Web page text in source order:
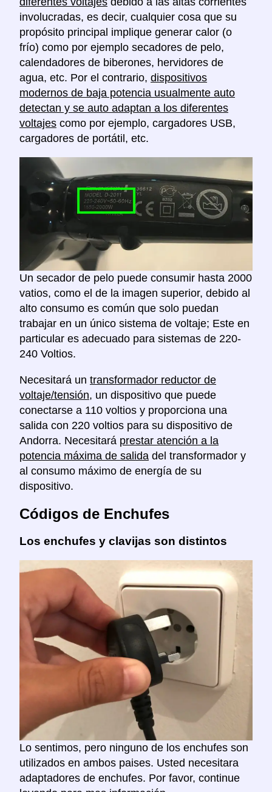
involucradas, es decir, cualquier cosa que su
propósito principal implique generar calor (o
frío) como por ejemplo secadores de pelo,
calendadores de biberones, hervidores de
agua, etc. Por el contrario, dispositivos
modernos de baja potencia usualmente auto
detectan y se auto adaptan a los diferentes
voltajes como por ejemplo, cargadores USB,
cargadores de portátil, etc.
Un secador de pelo puede consumir hasta 2000
vatios, como el de la imagen superior, debido al
alto consumo es común que solo puedan
trabajar en un único sistema de voltaje; Este en
particular es adecuado para sistemas de 220-
240 Voltios.
Necesitará un transformador reductor de
voltaje/tensión, un dispositivo que puede
conectarse a 110 voltios y proporciona una
salida con 220 voltios para su dispositivo de
Andorra. Necesitará prestar atención a la
potencia máxima de salida del transformador y
al consumo máximo de energía de su
dispositivo.
Códigos de Enchufes
Los enchufes y clavijas son distintos
Lo sentimos, pero ninguno de los enchufes son
utilizados en ambos paises. Usted necesitara
adaptadores de enchufes. Por favor, continue